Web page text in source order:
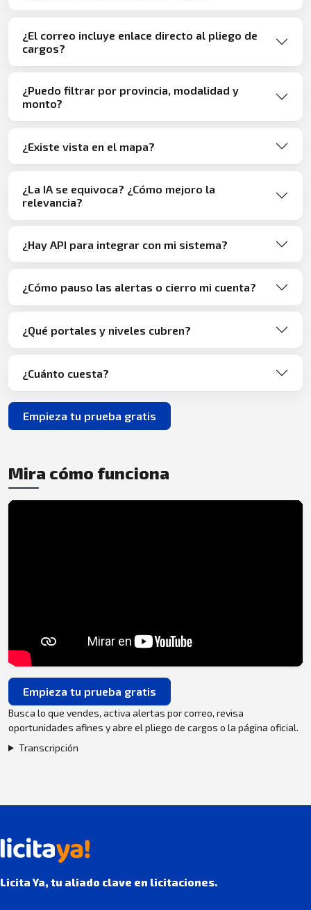
¿El correo incluye enlace directo al pliego de
cargos?
¿Puedo filtrar por provincia, modalidad y
monto?
¿Existe vista en el mapa?
¿La IA se equivoca? ¿Cómo mejoro la
relevancia?
¿Hay API para integrar con mi sistema?
¿Cómo pauso las alertas o cierro mi cuenta?
¿Qué portales y niveles cubren?
¿Cuánto cuesta?
Empieza tu prueba gratis
Mira cómo funciona
Empieza tu prueba gratis
Busca lo que vendes, activa alertas por correo, revisa
oportunidades afines y abre el pliego de cargos o la página oficial.
Transcripción
Licita Ya, tu aliado clave en licitaciones.